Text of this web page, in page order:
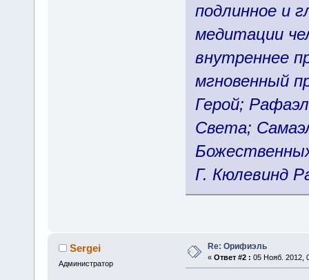
подлинное и
медитации
внутреннее
мгновенный
Герой;
Света;
Г. Кюлевинд
Sergei
Администратор
Re: Орифиэль
« Ответ #2 : 05 Нояб. 2012,